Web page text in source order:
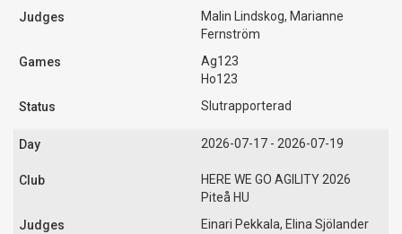
Malin Lindskog, Marianne
Fernström
Ag123
Ho123
Slutrapporterad
2026-07-17 - 2026-07-19
HERE WE GO AGILITY 2026
Piteå HU
Einari Pekkala, Elina Sjölander